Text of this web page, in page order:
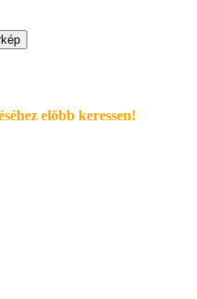
elöbb keressen!